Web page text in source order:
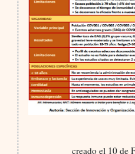
creado el 10 de